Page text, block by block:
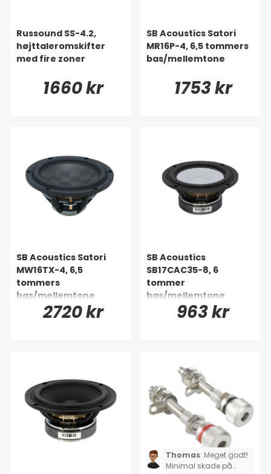
Russound SS-4.2,
højttaleromskifter
med fire zoner
1660 kr
SB Acoustics Satori
MR16P-4, 6,5 tommers
bas/mellemtone
1753 kr
SB Acoustics Satori
MW16TX-4, 6,5
tommers
bas/mellemtone
2720 kr
SB Acoustics
SB17CAC35-8, 6
tommer
bas/mellemtone
963 kr
Thomas: Meget godt!
Minimal skade på